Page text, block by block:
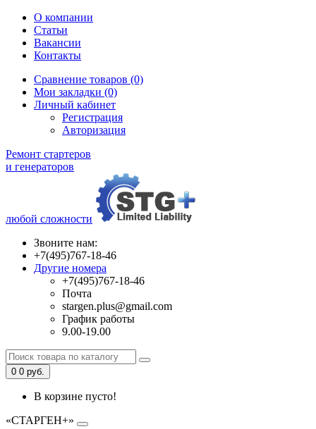
О компании
Статьи
Вакансии
Контакты
Сравнение товаров (0)
Мои закладки (0)
Личный кабинет
Регистрация
Авторизация
Ремонт стартеров
и генераторов
любой сложности
Звоните нам:
+7(495)767-18-46
Другие номера
+7(495)767-18-46
Почта
stargen.plus@gmail.com
График работы
9.00-19.00
0 0 руб.
В корзине пусто!
«СТАРГЕН+»